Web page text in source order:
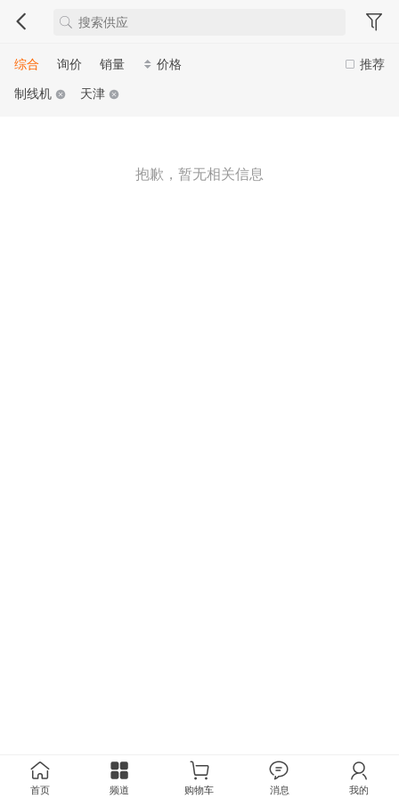
推荐
综合 询价 销量
价格
制线机
天津
抱歉，暂无相关信息
首页 频道 购物车 消息 我的